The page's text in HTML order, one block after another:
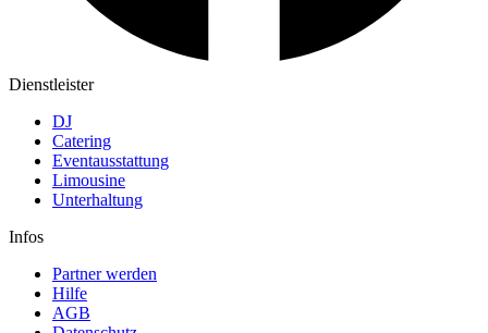
Dienstleister
DJ
Catering
Eventausstattung
Limousine
Unterhaltung
Infos
Partner werden
Hilfe
AGB